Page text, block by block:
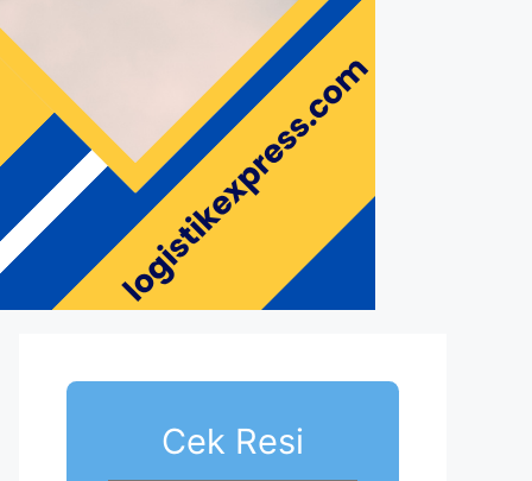
Cek Resi